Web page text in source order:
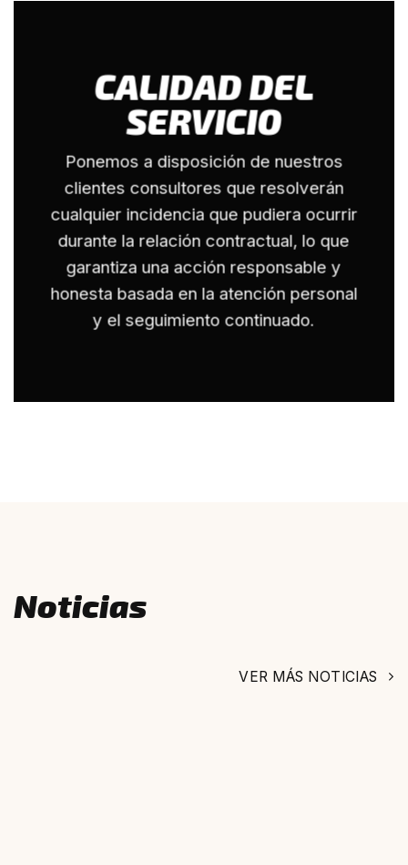
CALIDAD DEL
SERVICIO
Ponemos a disposición de nuestros
clientes consultores que resolverán
cualquier incidencia que pudiera ocurrir
durante la relación contractual, lo que
garantiza una acción responsable y
honesta basada en la atención personal
y el seguimiento continuado.
Noticias
VER MÁS NOTICIAS